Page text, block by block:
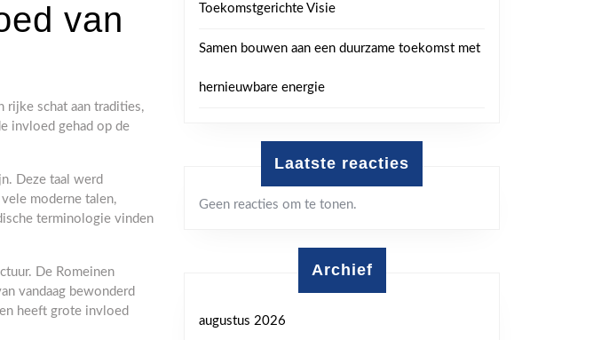
van
rijke schat aan tradities,
invloed gehad op de
Deze taal werd
moderne talen,
terminologie vinden
De Romeinen
vandaag bewonderd
heeft grote invloed
Toekomstgerichte Visie
Samen bouwen aan een duurzame toekomst met
hernieuwbare energie
Laatste reacties
Geen reacties om te tonen.
Archief
augustus 2026